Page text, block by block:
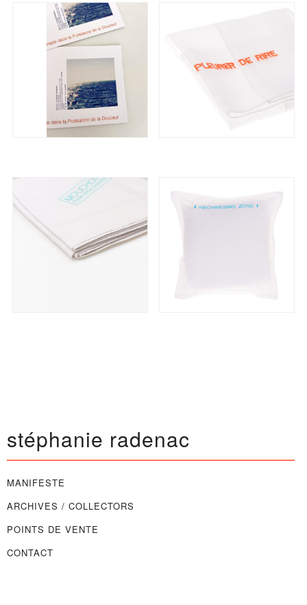
stéphanie radenac
MANIFESTE
ARCHIVES / COLLECTORS
POINTS DE VENTE
CONTACT